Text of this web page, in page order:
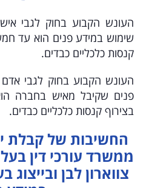
העונש הקבוע בחוק לגבי
שימוש במידע פנים הוא עד
קנסות כלכליים כבדים.
העונש הקבוע בחוק לגבי
פנים שקיבל מאיש בחברה
בצירוף קנסות כלכליים כבדים.
החשיבות של קבלת
ממשרד עורכי דין
צווארון לבן